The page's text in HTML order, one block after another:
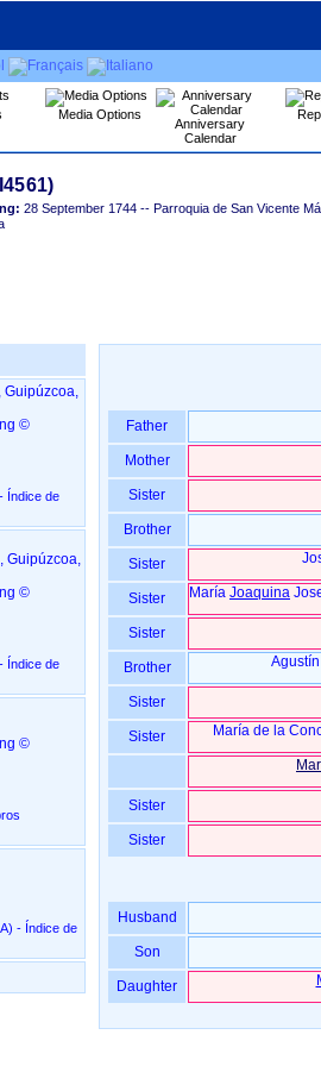
Media Options
Anniversary
Calendar
28 September 1744 -- Parroquia de San Vicente
Guipúzcoa,
Guipúzcoa,
Father
Mother
Sister
Brother
Sister
Sister María Joaquina
Sister
Brother
Sister
Sister María de la
Sister
Sister
Husband
Son
Daughter